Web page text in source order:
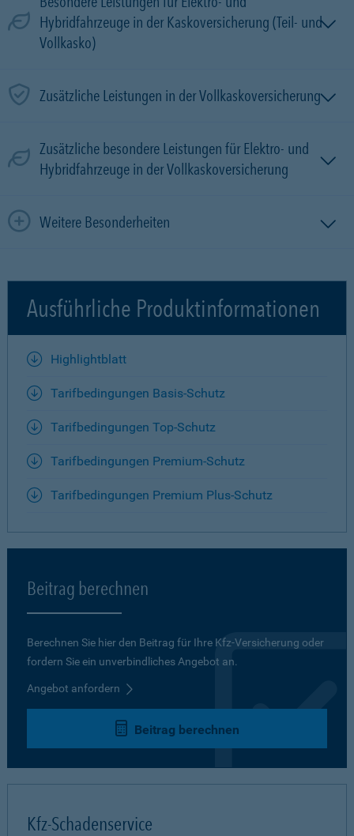
Hybridfahrzeuge in der Kaskoversicherung (Teil- und
Vollkasko)
Zusätzliche Leistungen in der Vollkaskoversicherung
Zusätzliche besondere Leistungen für Elektro- und
Hybridfahrzeuge in der Vollkaskoversicherung
Weitere Besonderheiten
Ausführliche Produktinformationen
Highlightblatt
Tarifbedingungen Basis-Schutz
Tarifbedingungen Top-Schutz
Tarifbedingungen Premium-Schutz
Tarifbedingungen Premium Plus-Schutz
Beitrag berechnen
Berechnen Sie hier den Beitrag für Ihre Kfz-Versicherung oder
fordern Sie ein unverbindliches Angebot an.
Angebot anfordern
Beitrag berechnen
Kfz-Schadenservice